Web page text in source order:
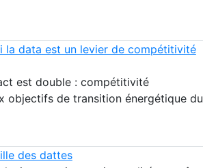
la data est un levier de compétitivité
est double : compétitivité
objectifs de transition énergétique du
des dattes